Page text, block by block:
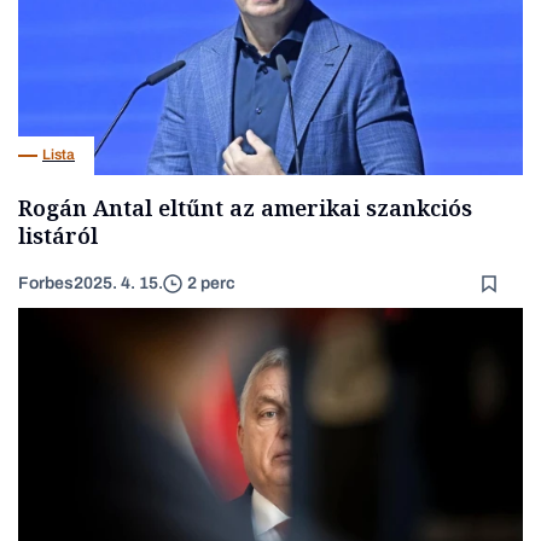
Lista
Rogán Antal eltűnt az amerikai szankciós
listáról
Forbes2025. 4. 15. 2 perc